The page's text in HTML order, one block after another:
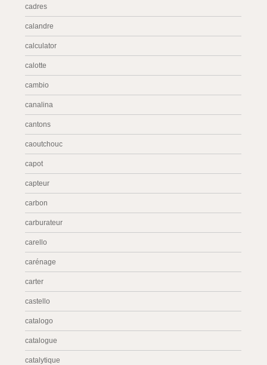
cadres
calandre
calculator
calotte
cambio
canalina
cantons
caoutchouc
capot
capteur
carbon
carburateur
carello
carénage
carter
castello
catalogo
catalogue
catalytique